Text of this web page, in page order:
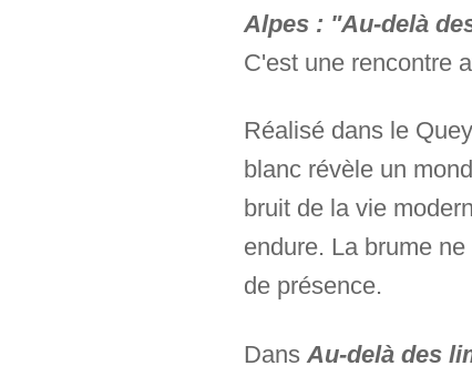
Alpes : "Au-delà
C'est une rencontre
Réalisé dans le
blanc révèle un
bruit de la vie
endure. La brume
de présence.
DansAu-delà des